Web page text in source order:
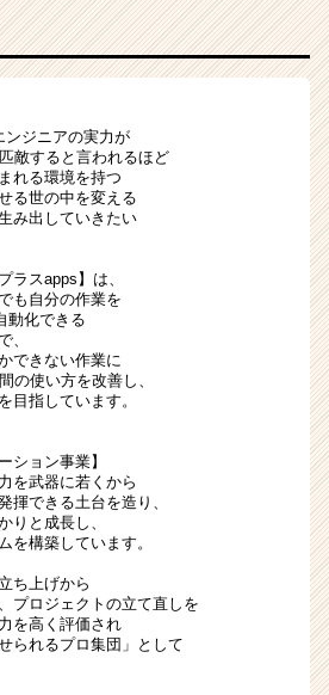
！
・
ンジニアの実力が
敵すると言われるほど
れる環境を持つ
る世の中を変える
み出していきたい
ラスapps】は、
も自分の作業を
動化できる
、
できない作業に
の使い方を改善し、
目指しています。
ション事業】
を武器に若くから
揮できる土台を造り、
りと成長し、
を構築しています。
ち上げから
プロジェクトの立て直しを
を高く評価され
られるプロ集団」として